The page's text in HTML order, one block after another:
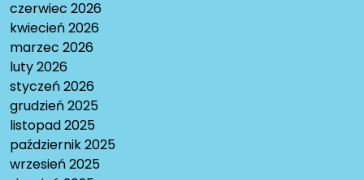
czerwiec 2026
kwiecień 2026
marzec 2026
luty 2026
styczeń 2026
grudzień 2025
listopad 2025
październik 2025
wrzesień 2025